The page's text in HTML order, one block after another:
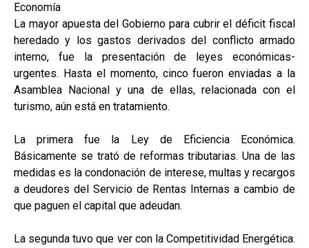
Economía
La mayor apuesta del Gobierno para cubrir el déficit fiscal
heredado y los gastos derivados del conflicto armado
interno, fue la presentación de leyes económicas-
urgentes. Hasta el momento, cinco fueron enviadas a la
Asamblea Nacional y una de ellas, relacionada con el
turismo, aún está en tratamiento.
La primera fue la Ley de Eficiencia Económica.
Básicamente se trató de reformas tributarias. Una de las
medidas es la condonación de interese, multas y recargos
a deudores del Servicio de Rentas Internas a cambio de
que paguen el capital que adeudan.
La segunda tuvo que ver con la Competitividad Energética.